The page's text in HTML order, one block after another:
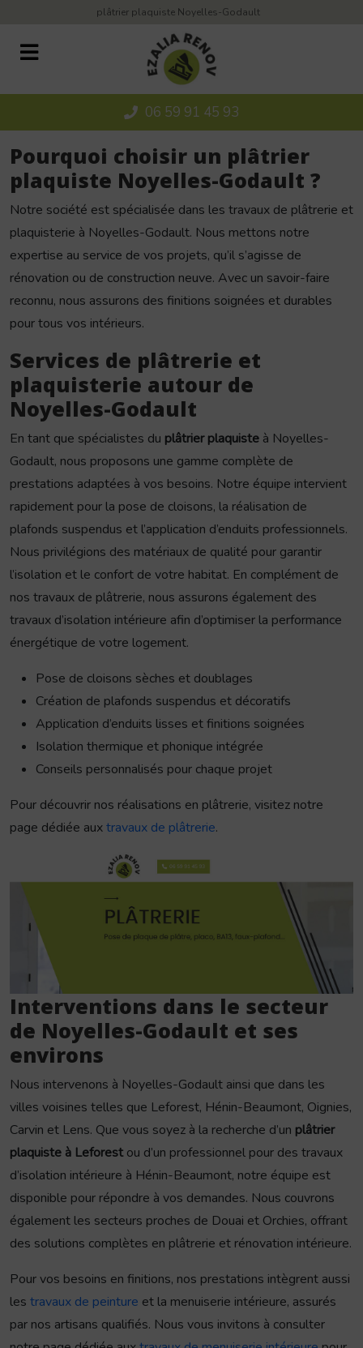
plâtrier plaquiste Noyelles-Godault
06 59 91 45 93
Pourquoi choisir un plâtrier
plaquiste Noyelles-Godault ?
Notre société est spécialisée dans les travaux de plâtrerie et
plaquisterie à Noyelles-Godault. Nous mettons notre
expertise au service de vos projets, qu’il s’agisse de
rénovation ou de construction neuve. Avec un savoir-faire
reconnu, nous assurons des finitions soignées et durables
pour tous vos intérieurs.
Services de plâtrerie et
plaquisterie autour de
Noyelles-Godault
En tant que spécialistes du plâtrier plaquiste à Noyelles-
Godault, nous proposons une gamme complète de
prestations adaptées à vos besoins. Notre équipe intervient
rapidement pour la pose de cloisons, la réalisation de
plafonds suspendus et l’application d’enduits professionnels.
Nous privilégions des matériaux de qualité pour garantir
l’isolation et le confort de votre habitat. En complément de
nos travaux de plâtrerie, nous assurons également des
travaux d’isolation intérieure afin d’optimiser la performance
énergétique de votre logement.
Pose de cloisons sèches et doublages
Création de plafonds suspendus et décoratifs
Application d’enduits lisses et finitions soignées
Isolation thermique et phonique intégrée
Conseils personnalisés pour chaque projet
Pour découvrir nos réalisations en plâtrerie, visitez notre
page dédiée auxtravaux de plâtrerie.
Interventions dans le secteur
de Noyelles-Godault et ses
environs
Nous intervenons à Noyelles-Godault ainsi que dans les
villes voisines telles que Leforest, Hénin-Beaumont, Oignies,
Carvin et Lens. Que vous soyez à la recherche d’un plâtrier
plaquiste à Leforest ou d’un professionnel pour des travaux
d’isolation intérieure à Hénin-Beaumont, notre équipe est
disponible pour répondre à vos demandes. Nous couvrons
également les secteurs proches de Douai et Orchies, offrant
des solutions complètes en plâtrerie et rénovation intérieure.
Pour vos besoins en finitions, nos prestations intègrent aussi
les travaux de peinture et la menuiserie intérieure, assurés
par nos artisans qualifiés. Nous vous invitons à consulter
Panneau de gestion des cookies